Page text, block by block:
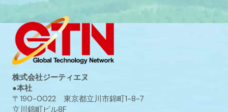
株式会社ジーティエヌ
●本社
〒190-0022 東京都立川市錦町1-8-7
立川錦町ビル8F